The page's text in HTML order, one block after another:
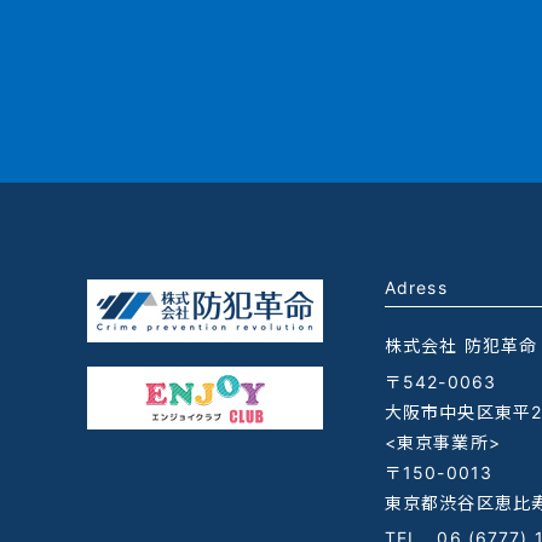
Adress
株式会社 防犯革命
〒542-0063
大阪市中央区東
<東京事業所>
〒150-0013
東京都渋谷区恵比
TEL06 (6777)